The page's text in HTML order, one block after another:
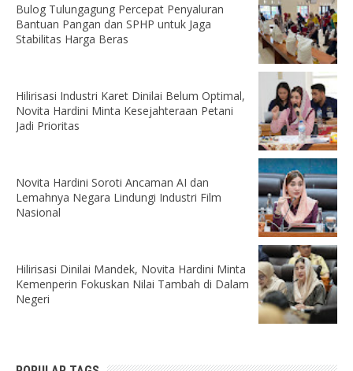
Bulog Tulungagung Percepat Penyaluran
Bantuan Pangan dan SPHP untuk Jaga
Stabilitas Harga Beras
Hilirisasi Industri Karet Dinilai Belum Optimal,
Novita Hardini Minta Kesejahteraan Petani
Jadi Prioritas
Novita Hardini Soroti Ancaman AI dan
Lemahnya Negara Lindungi Industri Film
Nasional
Hilirisasi Dinilai Mandek, Novita Hardini Minta
Kemenperin Fokuskan Nilai Tambah di Dalam
Negeri